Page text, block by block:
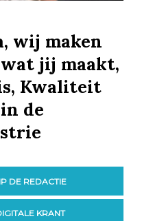
wij maken
jij maakt,
Kwaliteit
de
DE REDACTIE
KRANT